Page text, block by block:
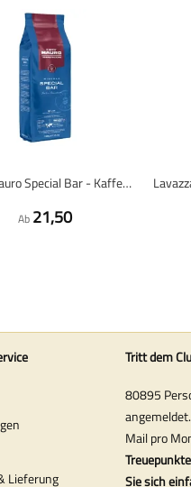
Caffè Mauro Special Bar - Kaffeebohnen - 1 Kilogramm
Ab 21,50
Lieferung
Tritt dem
80895
Mail pro
Sie sich